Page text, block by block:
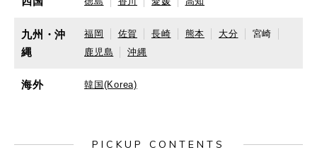
九州・沖
縄
福岡 佐賀 長崎 熊本 大分
宮崎
鹿児島
沖縄
海外 韓国(Korea)
PICKUP CONTENTS